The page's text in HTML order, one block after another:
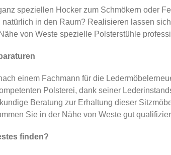
speziellen Hocker zum Schmökern oder
in den Raum? Realisieren lassen
von Weste spezielle Polsterstühle
einem Fachmann für die
Polsterei, dank seiner
Beratung zur Erhaltung dieser
Sie in der Nähe von Weste gut
finden?